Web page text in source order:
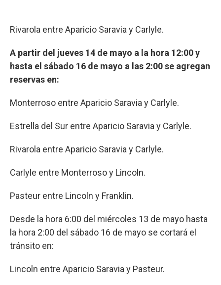
Rivarola entre Aparicio Saravia y Carlyle.
A partir del jueves 14 de mayo a la hora 12:00 y
hasta el sábado 16 de mayo a las 2:00 se agregan
reservas en:
Monterroso entre Aparicio Saravia y Carlyle.
Estrella del Sur entre Aparicio Saravia y Carlyle.
Rivarola entre Aparicio Saravia y Carlyle.
Carlyle entre Monterroso y Lincoln.
Pasteur entre Lincoln y Franklin.
Desde la hora 6:00 del miércoles 13 de mayo hasta
la hora 2:00 del sábado 16 de mayo se cortará el
tránsito en:
Lincoln entre Aparicio Saravia y Pasteur.